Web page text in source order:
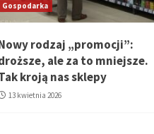
Gospodarka
rodzaj „promocji”:
ale za to mniejsze.
kroją nas sklepy
13 kwietnia 2026